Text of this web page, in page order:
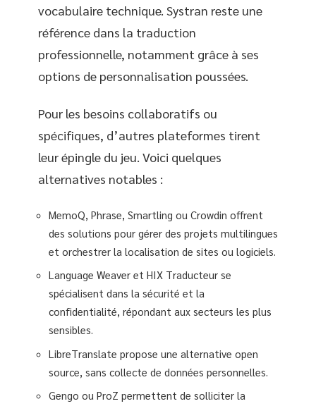
vocabulaire technique. Systran reste une
référence dans la traduction
professionnelle, notamment grâce à ses
options de personnalisation poussées.
Pour les besoins collaboratifs ou
spécifiques, d’autres plateformes tirent
leur épingle du jeu. Voici quelques
alternatives notables :
MemoQ, Phrase, Smartling ou Crowdin offrent
des solutions pour gérer des projets multilingues
et orchestrer la localisation de sites ou logiciels.
Language Weaver et HIX Traducteur se
spécialisent dans la sécurité et la
confidentialité, répondant aux secteurs les plus
sensibles.
LibreTranslate propose une alternative open
source, sans collecte de données personnelles.
Gengo ou ProZ permettent de solliciter la